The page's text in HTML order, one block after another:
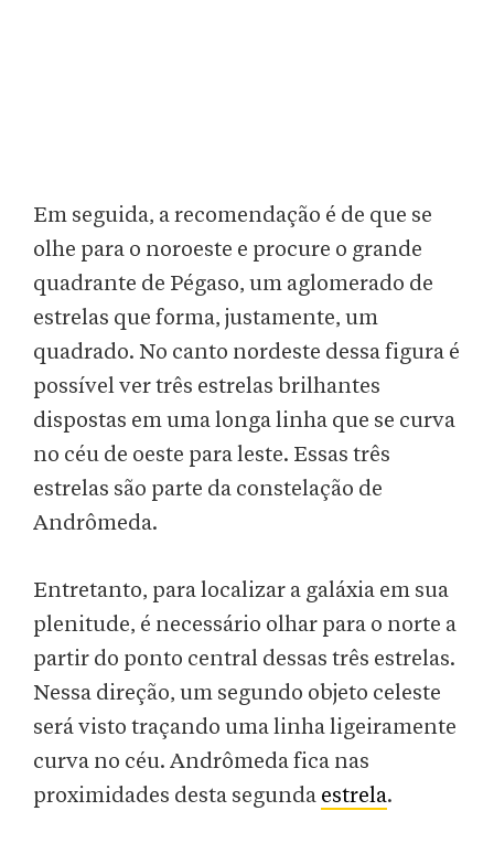
Em seguida, a recomendação é de que se
olhe para o noroeste e procure o grande
quadrante de Pégaso, um aglomerado de
estrelas que forma, justamente, um
quadrado. No canto nordeste dessa figura é
possível ver três estrelas brilhantes
dispostas em uma longa linha que se curva
no céu de oeste para leste. Essas três
estrelas são parte da constelação de
Andrômeda.
Entretanto, para localizar a galáxia em sua
plenitude, é necessário olhar para o norte a
partir do ponto central dessas três estrelas.
Nessa direção, um segundo objeto celeste
será visto traçando uma linha ligeiramente
curva no céu. Andrômeda fica nas
proximidades desta segunda estrela.